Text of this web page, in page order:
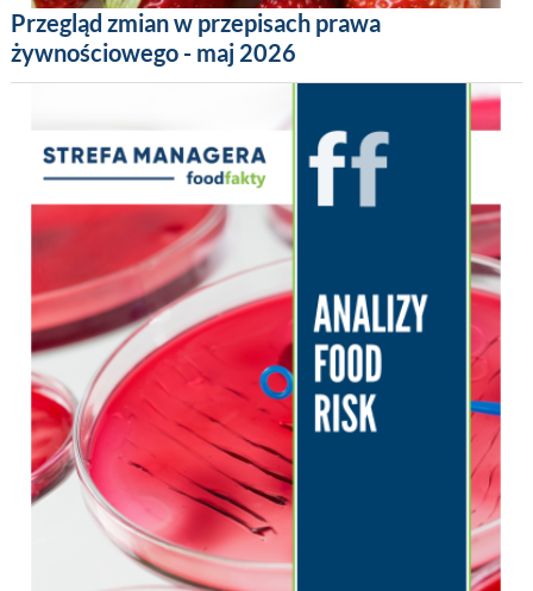
Przegląd zmian w przepisach prawa
żywnościowego - maj 2026